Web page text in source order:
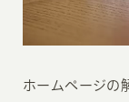
ホームページの